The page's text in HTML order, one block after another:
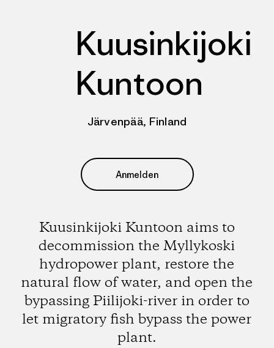
Kuusinkijoki
Kuntoon
Järvenpää, Finland
Anmelden
Kuusinkijoki Kuntoon aims to
decommission the Myllykoski
hydropower plant, restore the
natural flow of water, and open the
bypassing Piilijoki-river in order to
let migratory fish bypass the power
plant.